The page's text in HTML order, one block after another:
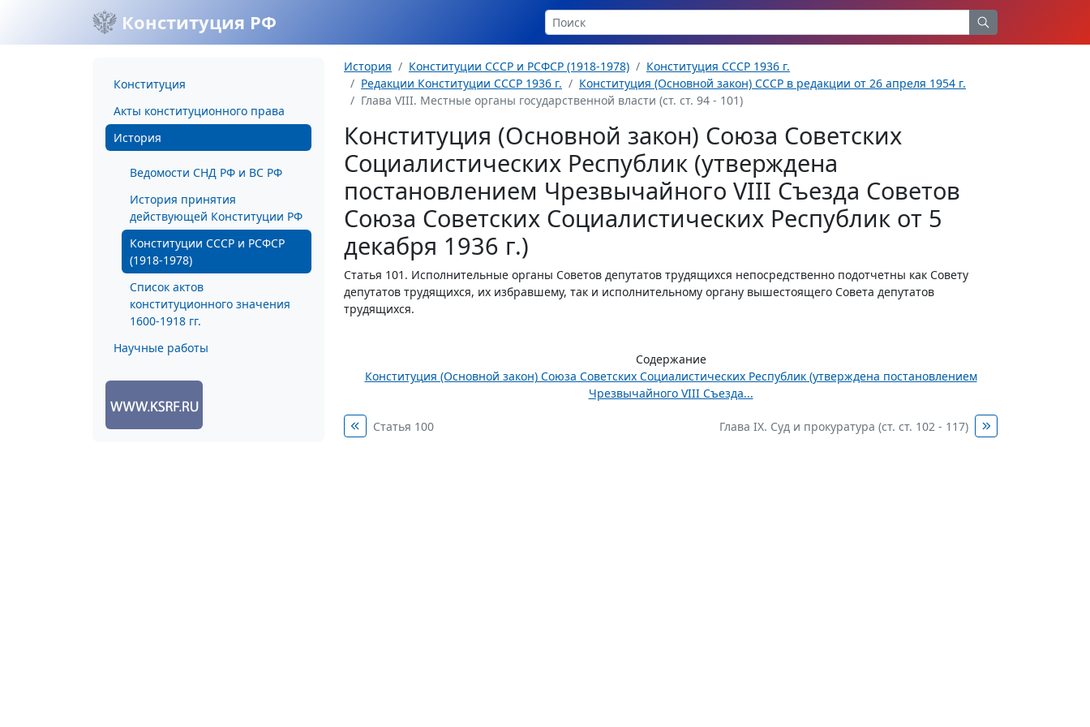
Конституция РФ
Конституция
Акты конституционного права
История
Ведомости СНД РФ и ВС РФ
История принятия
действующей Конституции РФ
Конституции СССР и РСФСР
(1918-1978)
Список актов
конституционного значения
1600-1918 гг.
Научные работы
История Конституции СССР и РСФСР (1918-1978)
Конституция СССР 1936 г.
Редакции Конституции СССР 1936 г.
Конституция (Основной закон) СССР в редакции от 26 апреля 1954 г.
Глава VIII. Местные органы государственной власти (ст. ст. 94 - 101)
Конституция (Основной закон) Союза Советских
Социалистических Республик (утверждена
постановлением Чрезвычайного VIII Съезда Советов
Союза Советских Социалистических Республик от 5
декабря 1936 г.)
Статья 101. Исполнительные органы Советов депутатов трудящихся непосредственно подотчетны как Совету
депутатов трудящихся, их избравшему, так и исполнительному органу вышестоящего Совета депутатов
трудящихся.
Содержание
Конституция (Основной закон) Союза Советских Социалистических Республик (утверждена постановлением
Чрезвычайного VIII Съезда...
Статья 100 Глава IX. Суд и прокуратура (ст. ст. 102 - 117)